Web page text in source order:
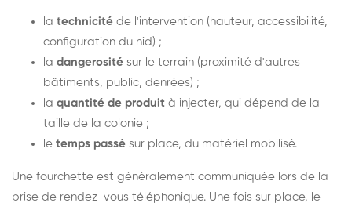
la technicité de l'intervention (hauteur, accessibilité,
configuration du nid) ;
la dangerosité sur le terrain (proximité d'autres
bâtiments, public, denrées) ;
la quantité de produit à injecter, qui dépend de la
taille de la colonie ;
le temps passé sur place, du matériel mobilisé.
Une fourchette est généralement communiquée lors de la
prise de rendez-vous téléphonique. Une fois sur place, le